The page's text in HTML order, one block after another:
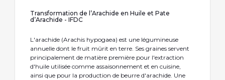
Transformation de l’Arachide en Huile et Pate
d’Arachide - IFDC
L'arachide (Arachis hypogaea) est une légumineuse
annuelle dont le fruit mûrit en terre. Ses graines servent
principalement de matière première pour l'extraction
d'huile utilisée comme assaisonnement et en cuisine,
ainsi que pour la production de beurre d'arachide. Une